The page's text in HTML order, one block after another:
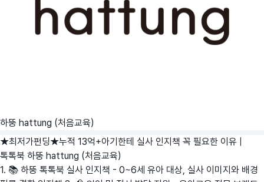
하뚱 hattung (처음교육)
★최저가펀딩★누적 13억+아기한테 실사 인지책 꼭 필요한 이유 |
톡톡북 하뚱 hattung (처음교육)
1. 📚 하뚱 톡톡북 실사 인지책 - 0~6세 유아 대상, 실사 이미지와 배경